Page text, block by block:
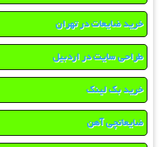
خرید ضایعات در تهران
طراحی سایت در اردبیل
خرید بک لینک
ضایعاتچی آهن